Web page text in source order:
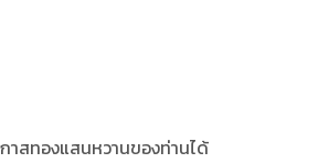
าสทองแสนหวานของท่านได้